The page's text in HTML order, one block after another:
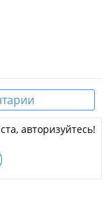
авторизуйтесь!